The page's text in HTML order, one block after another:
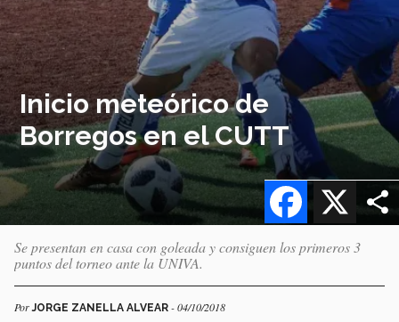
Inicio meteórico de
Borregos en el CUTT
X
Facebook
Se presentan en casa con goleada y consiguen los primeros 3
puntos del torneo ante la UNIVA.
PorJORGE ZANELLA ALVEAR - 04/10/2018